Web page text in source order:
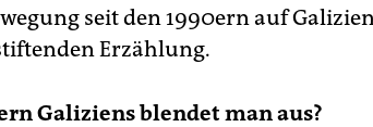
seit den 1990ern auf
Erzählung.
Galiziens blendet man aus?